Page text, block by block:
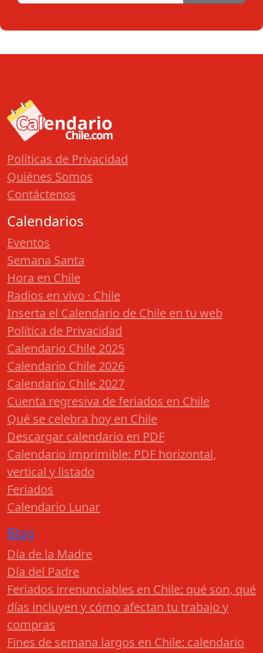
Políticas de Privacidad
Quiénes Somos
Contáctenos
Calendarios
Eventos
Semana Santa
Hora en Chile
Radios en vivo · Chile
Inserta el Calendario de Chile en tu web
Política de Privacidad
Calendario Chile 2025
Calendario Chile 2026
Calendario Chile 2027
Cuenta regresiva de feriados en Chile
Qué se celebra hoy en Chile
Descargar calendario en PDF
Calendario imprimible: PDF horizontal,
vertical y listado
Feriados
Calendario Lunar
Blog
Día de la Madre
Día del Padre
Feriados irrenunciables en Chile: qué son, qué
días incluyen y cómo afectan tu trabajo y
compras
Fines de semana largos en Chile: calendario